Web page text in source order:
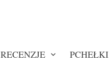
RECENZJE PCHEŁKI